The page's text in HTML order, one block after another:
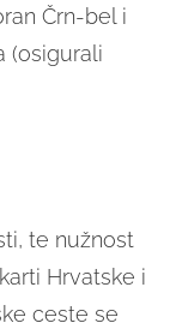
Črn-bel i
(osigurali
te nužnost
Hrvatske i
ceste se